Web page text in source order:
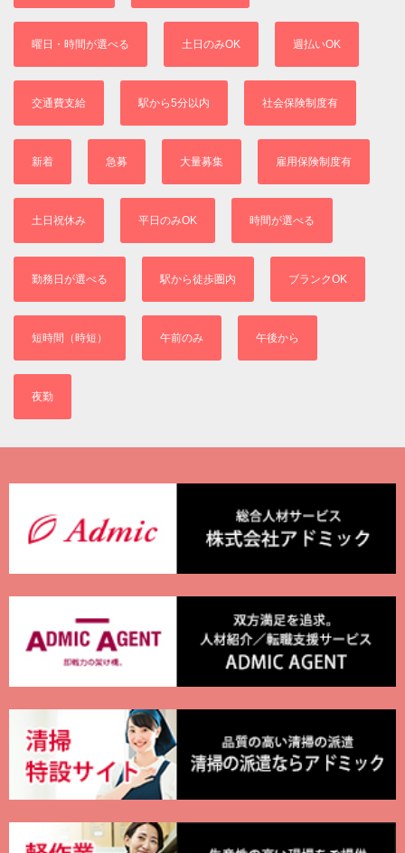
曜日・時間が選べる 土日のみOK 週払いOK
交通費支給 駅から5分以内 社会保険制度有
新着 急募 大量募集 雇用保険制度有
土日祝休み 平日のみOK 時間が選べる
勤務日が選べる 駅から徒歩圏内 ブランクOK
短時間（時短） 午前のみ 午後から
夜勤